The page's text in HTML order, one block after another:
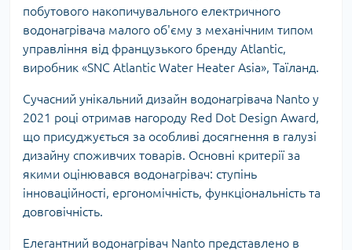
побутового накопичувального електричного
водонагрівача малого об'єму з механічним типом
управління від французького бренду Atlantic,
виробник «SNC Atlantic Water Heater Asia», Таїланд.
Сучасний унікальний дизайн водонагрівача Nanto у
2021 році отримав нагороду Red Dot Design Award,
що присуджується за особливі досягнення в галузі
дизайну споживчих товарів. Основні критерії за
якими оцінювався водонагрівач: ступінь
інноваційності, ергономічність, функціональність та
довговічність.
Елегантний водонагрівач Nanto представлено в